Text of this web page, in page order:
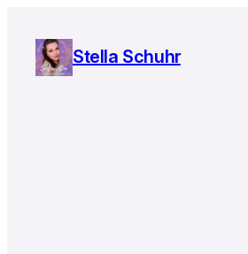
Stella Schuhr